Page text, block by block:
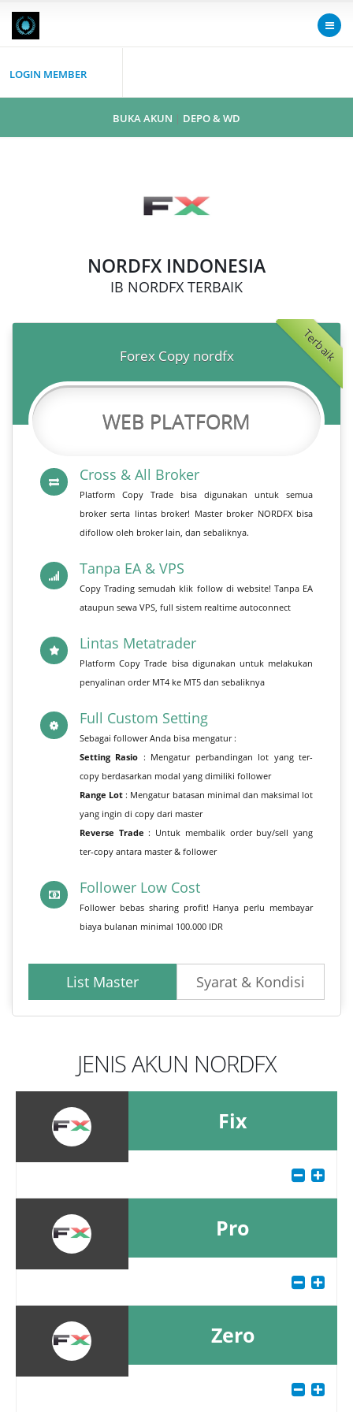
LOGIN MEMBER
BUKA AKUN | DEPO & WD
NORDFX INDONESIA
IB NORDFX TERBAIK
Terbaik
Forex Copy nordfx
WEB PLATFORM
Cross & All Broker
Platform Copy Trade bisa digunakan untuk semua
broker serta lintas broker! Master broker NORDFX bisa
difollow oleh broker lain, dan sebaliknya.
Tanpa EA & VPS
Copy Trading semudah klik follow di website! Tanpa EA
ataupun sewa VPS, full sistem realtime autoconnect
Lintas Metatrader
Platform Copy Trade bisa digunakan untuk melakukan
penyalinan order MT4 ke MT5 dan sebaliknya
Full Custom Setting
Sebagai follower Anda bisa mengatur :
Setting Rasio : Mengatur perbandingan lot yang ter-
copy berdasarkan modal yang dimiliki follower
Range Lot : Mengatur batasan minimal dan maksimal lot
yang ingin di copy dari master
Reverse Trade : Untuk membalik order buy/sell yang
ter-copy antara master & follower
Follower Low Cost
Follower bebas sharing profit! Hanya perlu membayar
biaya bulanan minimal 100.000 IDR
List Master Syarat & Kondisi
JENIS AKUN NORDFX
Fix
Pro
Zero